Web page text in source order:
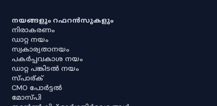
നയങ്ങളും റഫറൻസുകളും
നിരാകരണം
ഡാറ്റ നയം
സ്വകാര്യതാനയം
പകർപ്പവകാശ നയം
ഡാറ്റ പങ്കിടൽ നയം
സ്പാര്ക്
CMO പോർട്ടൽ
മോസ്പി